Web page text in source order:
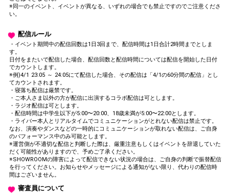
※同一のイベント、イベントが異なる、いずれの場合でも禁止ですのでご注意くださ
い。
配信ルール
・イベント期間中の配信回数は1日3回まで、配信時間は1日合計2時間までとしま
す。
日付をまたいで配信した場合、配信回数と配信時間については配信を開始した日付
でカウントします。
※例)4/1 23:05 ～ 24:05にて配信した場合、その配信は「4/1の60分間の配信」とし
てカウントされます。
・寝落ち配信は厳禁です。
・ご本人さま以外の方が配信に出演するコラボ配信は可とします。
・ラジオ配信は可とします。
・配信時間は中学生以下が5:00〜20:00、18歳未満が5:00〜22:00とします。
・ライバー本人とリアルタイムでコミュニケーションがとれない配信は禁止です。
なお、演奏やダンスなどの一時的にコミュニケーションが取れない配信は、ご自身
のパフォーマンス中のみ可能とします。
※運営側が不適切な配信と判断した際は、厳重注意もしくはイベントを辞退していた
だく可能性がありますので、予めご了承ください。
※SHOWROOMの障害によって配信できない状況の場合は、ご自身の判断で振替配信
を行ってください。お知らせやメッセージによる通知がない限り、代わりの配信時
間はございません。
審査員について